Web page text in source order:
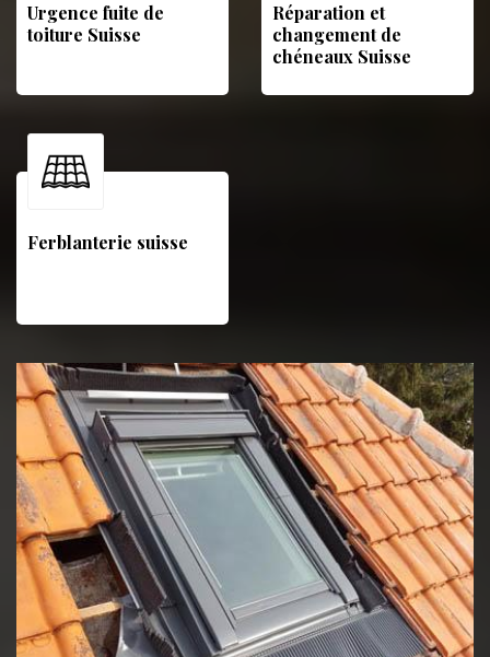
Urgence fuite de
toiture Suisse
Réparation et
changement de
chéneaux Suisse
Ferblanterie suisse